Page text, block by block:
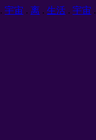
. 宇宙 . 离 . 生活 . 宇宙 .